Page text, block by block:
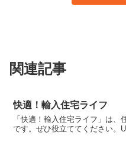
関連記事
快適！輸入住宅ライフ
「快適！輸入住宅ライフ」は
です。ぜひ役立ててください。